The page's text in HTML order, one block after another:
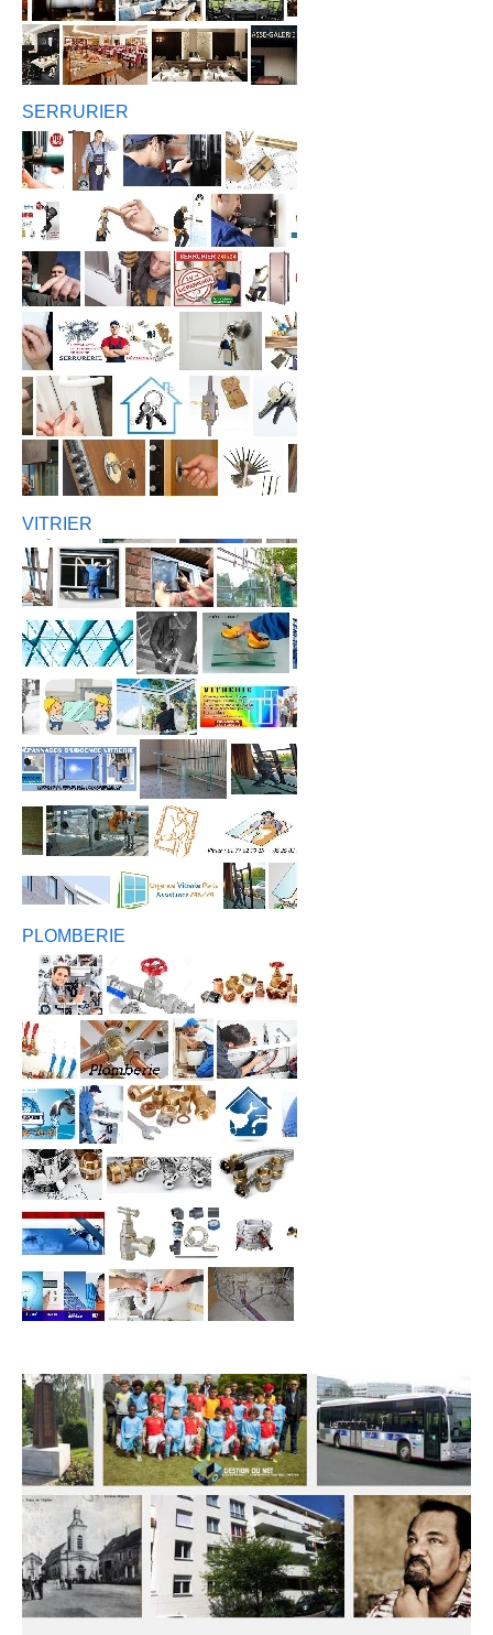
SERRURIER
VITRIER
PLOMBERIE